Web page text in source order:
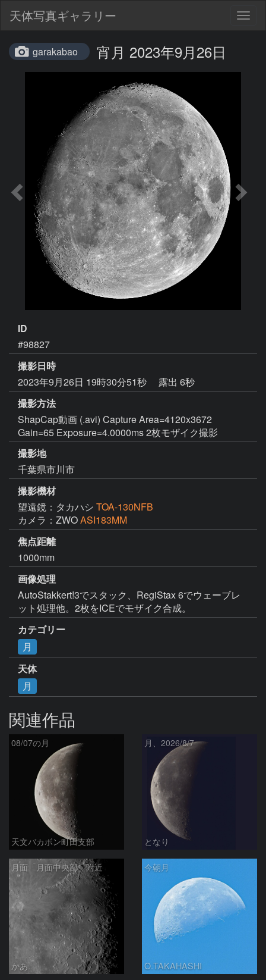
天体写真ギャラリー
garakabao 宵月 2023年9月26日
ID
#98827
撮影日時
2023年9月26日 19時30分51秒
露出 6秒
撮影方法
ShapCap動画 (.avi) Capture Area=4120x3672
Gain=65 Exposure=4.0000ms 2枚モザイク撮影
撮影地
千葉県市川市
撮影機材
望遠鏡：タカハシ TOA-130NFB
カメラ：ZWOASI183MM
焦点距離
1000mm
画像処理
AutoStakkert!3でスタック、RegiStax 6でウェーブレ
ット処理他。2枚をICEでモザイク合成。
カテゴリー
月
天体
月
関連作品
08/07の月
天文バカボン町田支部
月、2026/8/7
となり
月面「月面中央部」附近
かあ
今朝月
O.TAKAHASHI